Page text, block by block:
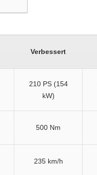
Verbessert
210 PS (154
kW)
500 Nm
235 km/h